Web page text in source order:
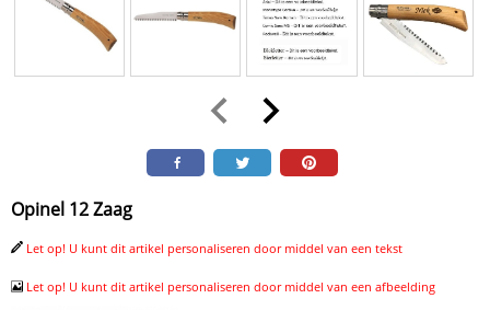
Opinel 12 Zaag
Let op! U kunt dit artikel personaliseren door middel van een tekst
Let op! U kunt dit artikel personaliseren door middel van een afbeelding